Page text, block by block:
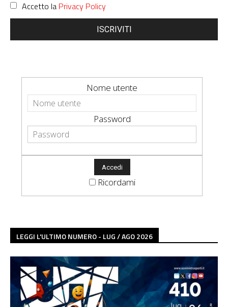
Accetto la Privacy Policy
ISCRIVITI
Nome utente
Password
Ricordami
LEGGI L'ULTIMO NUMERO - LUG / AGO 2026